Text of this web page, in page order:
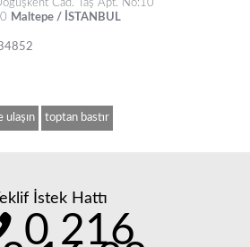
Cad. Taş Apt. No:10
Maltepe / İSTANBUL
ulaşın toptan bastır
İstek Hattı
0 216